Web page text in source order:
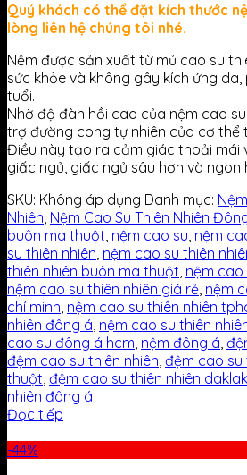
Quý khách có thể đặt kích thước
lòng liên hệ chúng tôi nhé.
Nệm được sản xuất từ mủ cao su
sức khỏe và không gây kích ứng
tuổi.
Nhờ độ đàn hồi cao của nệm cao
trợ đường cong tự nhiên của cơ thể
Điều này tạo ra cảm giác thoải mái
giấc ngủ, giấc ngủ sâu hơn và ngon
SKU: Không áp dụng Danh mục: Nệm
Nhiên, Nệm Cao Su Thiên Nhiên
buôn ma thuột, nệm cao su, nệm
su thiên nhiên, nệm cao su thiên
thiên nhiên buôn ma thuột, nệm cao
nệm cao su thiên nhiên giá rẻ, nệm
chí minh, nệm cao su thiên nhiên
nhiên đông á, nệm cao su thiên
cao su đông á hcm, nệm đông á,
đệm cao su thiên nhiên, đệm cao su
thuột, đệm cao su thiên nhiên daklak
nhiên đông á
Đọc tiếp
-44%